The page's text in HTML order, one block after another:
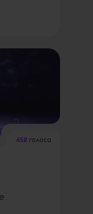
652голоса